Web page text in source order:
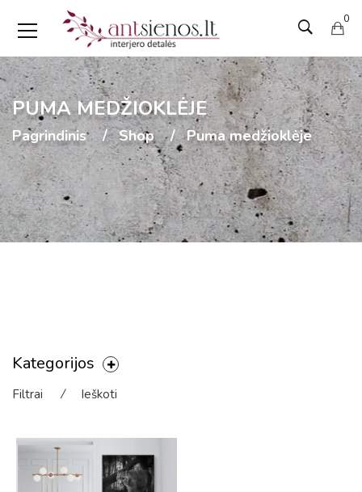
0
PUMA MEDŽIOKLĖJE
Pagrindinis Shop Puma medžioklėje
Kategorijos
Filtrai ⁄ Ieškoti